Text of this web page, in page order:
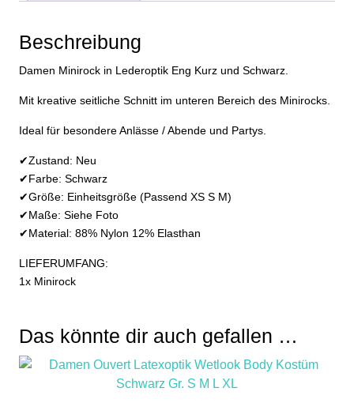
Menge
Beschreibung
Damen Minirock in Lederoptik Eng Kurz und Schwarz.
Mit kreative seitliche Schnitt im unteren Bereich des Minirocks.
Ideal für besondere Anlässe / Abende und Partys.
✔Zustand: Neu
✔Farbe: Schwarz
✔Größe: Einheitsgröße (Passend XS S M)
✔Maße: Siehe Foto
✔Material: 88% Nylon 12% Elasthan
LIEFERUMFANG:
1x Minirock
Das könnte dir auch gefallen …